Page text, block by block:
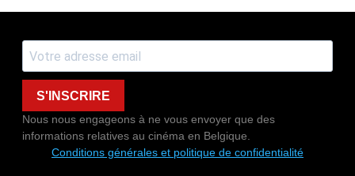
S'INSCRIRE
Nous nous engageons à ne vous envoyer que des
informations relatives au cinéma en Belgique.
Conditions générales et politique de confidentialité